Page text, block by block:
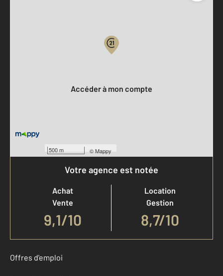
500 m ©Mappy
Accéder à mon compte
Votre agence est notée
Achat
Vente
9,1/10
Location
Gestion
8,7/10
Offres d'emploi